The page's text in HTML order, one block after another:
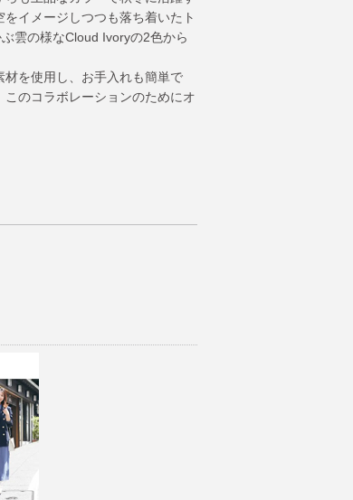
イメージしつつも落ち着いたト
雲の様なCloud Ivoryの2色から
を使用し、お手入れも簡単で
のコラボレーションのためにオ